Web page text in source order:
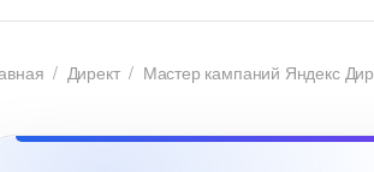
/ Директ/ Мастер кампаний Яндекс